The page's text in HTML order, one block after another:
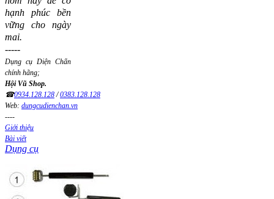
hạnh phúc bền
vững cho ngày
mai.
-----
Dụng cụ Diện Chẩn
chính hãng;
Hội Vũ Shop.
☎0934.128.128/0383.128.128
Web: dungcudienchan.vn
----
Giới thiệu
Bài viết
Dụng cụ